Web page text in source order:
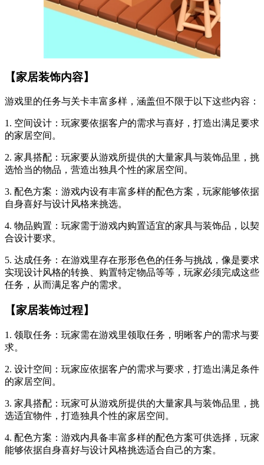
【家居装饰内容】
游戏里的任务与关卡丰富多样，涵盖但不限于以下这些内容：
1. 空间设计：玩家要依据客户的需求与喜好，打造出满足要求
的家居空间。
2. 家具搭配：玩家要从游戏所提供的大量家具与装饰品里，挑
选恰当的物品，营造出独具个性的家居空间。
3. 配色方案：游戏内设有丰富多样的配色方案，玩家能够依据
自身喜好与设计风格来挑选。
4. 物品购置：玩家需于游戏内购置适宜的家具与装饰品，以契
合设计要求。
5. 达成任务：在游戏里存在形形色色的任务与挑战，像是要求
实现设计风格的转换、购置特定物品等等，玩家必须完成这些
任务，从而满足客户的需求。
【家居装饰过程】
1. 领取任务：玩家需在游戏里领取任务，明晰客户的需求与要
求。
2. 设计空间：玩家应依据客户的需求与要求，打造出满足条件
的家居空间。
3. 家具搭配：玩家可从游戏所提供的大量家具与装饰品里，挑
选适宜物件，打造独具个性的家居空间。
4. 配色方案：游戏内具备丰富多样的配色方案可供选择，玩家
能够依据自身喜好与设计风格挑选适合自己的方案。